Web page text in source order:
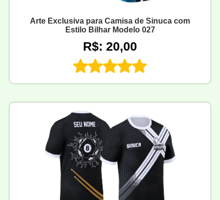
Arte Exclusiva para Camisa de Sinuca com
Estilo Bilhar Modelo 027
R$: 20,00